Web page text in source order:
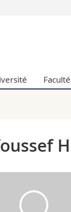
sciences humaines
de l'éducation et